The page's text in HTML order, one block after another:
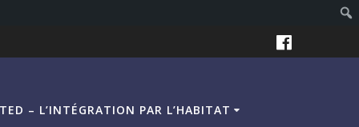
– L’INTÉGRATION PAR L’HABITAT